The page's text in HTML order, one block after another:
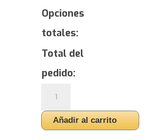
Opciones
totales:
Total del
pedido:
YOKOHAMA
dB
decibelAñadir al carrito